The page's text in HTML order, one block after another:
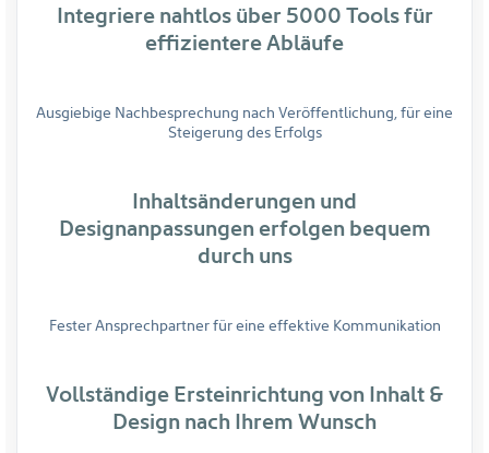
Integriere nahtlos über 5000 Tools für
effizientere Abläufe
Ausgiebige Nachbesprechung nach Veröffentlichung, für eine
Steigerung des Erfolgs
Inhaltsänderungen und
Designanpassungen erfolgen bequem
durch uns
Fester Ansprechpartner für eine effektive Kommunikation
Vollständige Ersteinrichtung von Inhalt &
Design nach Ihrem Wunsch